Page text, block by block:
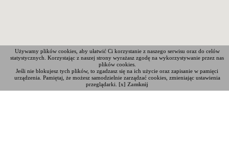
Używamy plików cookies, aby ułatwić Ci korzystanie z naszego serwisu oraz do celów
statystycznych. Korzystając z naszej strony wyrażasz zgodę na wykorzystywanie przez nas
plików cookies.
Jeśli nie blokujesz tych plików, to zgadzasz się na ich użycie oraz zapisanie w pamięci
urządzenia. Pamiętaj, że możesz samodzielnie zarządzać cookies, zmieniając ustawienia
przeglądarki. [x] Zamknij